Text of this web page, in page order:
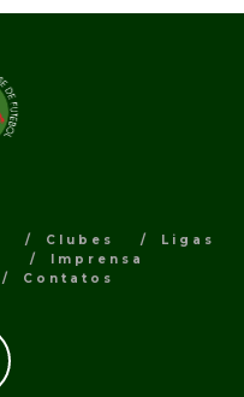
Clubes
Ligas
Imprensa
Contatos